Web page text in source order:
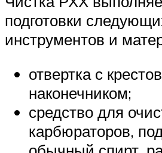
подготовки
инструментов и
отвертка с
наконечником;
средство для
карбюраторов,